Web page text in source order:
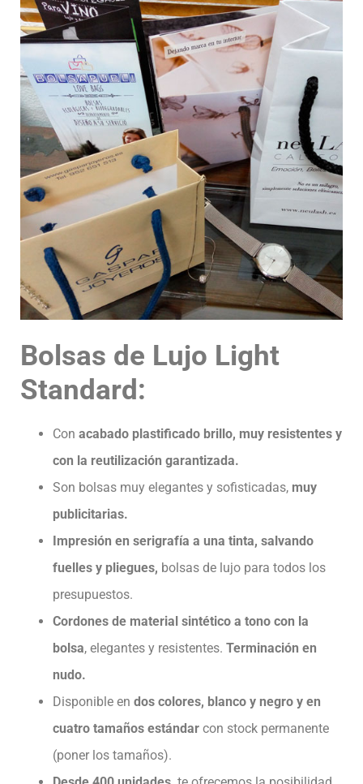
Bolsas de Lujo Light
Standard:
Con acabado plastificado brillo, muy resistentes y
con la reutilización garantizada.
Son bolsas muy elegantes y sofisticadas, muy
publicitarias.
Impresión en serigrafía a una tinta, salvando
fuelles y pliegues, bolsas de lujo para todos los
presupuestos.
Cordones de material sintético a tono con la
bolsa, elegantes y resistentes. Terminación en
nudo.
Disponible en dos colores, blanco y negro y en
cuatro tamaños estándar con stock permanente
(poner los tamaños).